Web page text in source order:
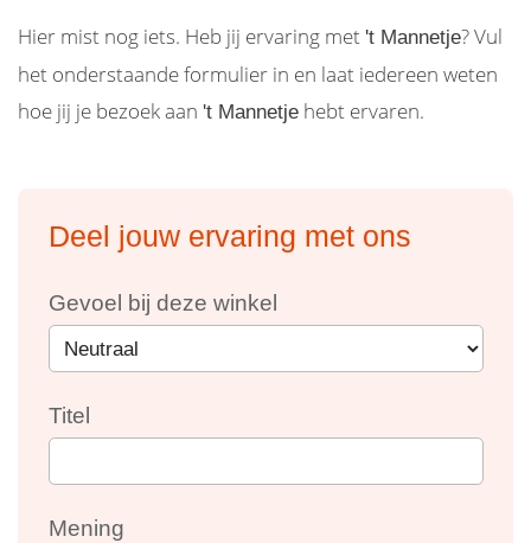
Hier mist nog iets. Heb jij ervaring met 't Mannetje? Vul
het onderstaande formulier in en laat iedereen weten
hoe jij je bezoek aan 't Mannetje hebt ervaren.
Deel jouw ervaring met ons
Gevoel bij deze winkel
Titel
Mening